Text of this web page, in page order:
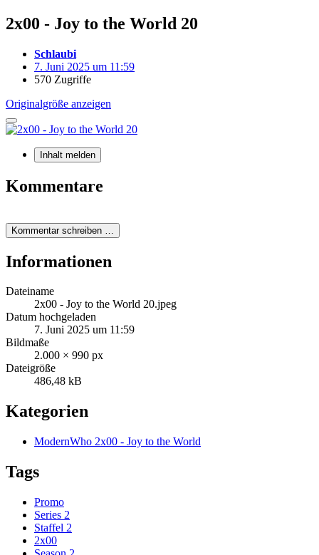
2x00 - Joy to the World 20
Schlaubi
7. Juni 2025 um 11:59
570 Zugriffe
Originalgröße anzeigen
Inhalt melden
Kommentare
Kommentar schreiben …
Informationen
Dateiname
2x00 - Joy to the World 20.jpeg
Datum hochgeladen
7. Juni 2025 um 11:59
Bildmaße
2.000 × 990 px
Dateigröße
486,48 kB
Kategorien
ModernWho 2x00 - Joy to the World
Tags
Promo
Series 2
Staffel 2
2x00